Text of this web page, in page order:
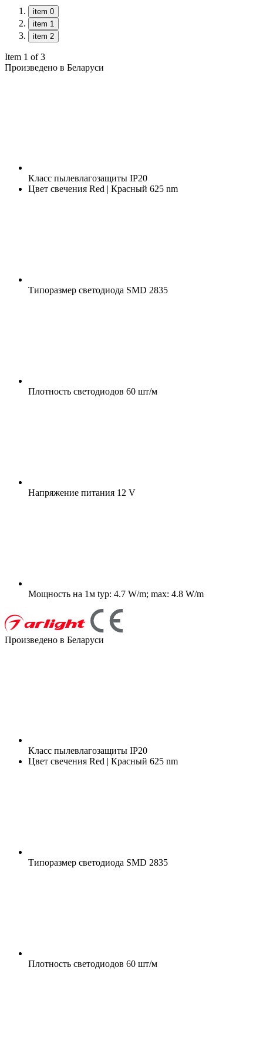
item 0
item 1
item 2
Item 1 of 3
Произведено в Беларуси
Класс пылевлагозащиты IP20
Цвет свечения Red | Красный 625 nm
Типоразмер светодиода SMD 2835
Плотность светодиодов 60 шт/м
Напряжение питания 12 V
Мощность на 1м typ: 4.7 W/m; max: 4.8 W/m
Произведено в Беларуси
Класс пылевлагозащиты IP20
Цвет свечения Red | Красный 625 nm
Типоразмер светодиода SMD 2835
Плотность светодиодов 60 шт/м